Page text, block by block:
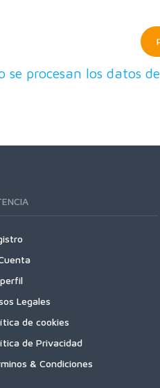
se procesan los datos
Legales
de cookies
de Privacidad
& Condiciones